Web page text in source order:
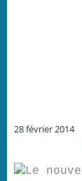
28 février 2014